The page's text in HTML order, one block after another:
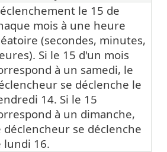
le 15 de
mois à une heure
(secondes, minutes,
Si le 15 d'un mois
à un samedi, le
se déclenche le
14. Si le 15
à un dimanche,
déclencheur se déclenche
lundi 16.